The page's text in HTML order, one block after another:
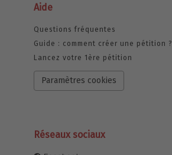
Aide
Questions fréquentes
Guide : comment créer une pétition ?
Lancez votre 1ère pétition
Paramètres cookies
Réseaux sociaux